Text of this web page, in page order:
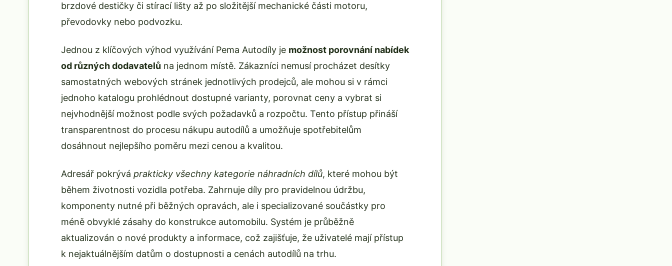
brzdové destičky či stírací lišty až po složitější mechanické části motoru,
převodovky nebo podvozku.
Jednou z klíčových výhod využívání Pema Autodíly je možnost porovnání nabídek
od různých dodavatelů na jednom místě. Zákazníci nemusí procházet desítky
samostatných webových stránek jednotlivých prodejců, ale mohou si v rámci
jednoho katalogu prohlédnout dostupné varianty, porovnat ceny a vybrat si
nejvhodnější možnost podle svých požadavků a rozpočtu. Tento přístup přináší
transparentnost do procesu nákupu autodílů a umožňuje spotřebitelům
dosáhnout nejlepšího poměru mezi cenou a kvalitou.
Adresář pokrývá prakticky všechny kategorie náhradních dílů, které mohou být
během životnosti vozidla potřeba. Zahrnuje díly pro pravidelnou údržbu,
komponenty nutné při běžných opravách, ale i specializované součástky pro
méně obvyklé zásahy do konstrukce automobilu. Systém je průběžně
aktualizován o nové produkty a informace, což zajišťuje, že uživatelé mají přístup
k nejaktuálnějším datům o dostupnosti a cenách autodílů na trhu.